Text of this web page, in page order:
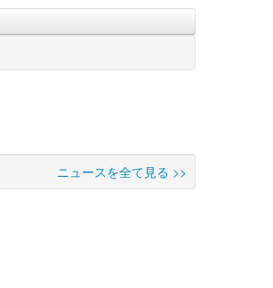
ニュースを全て見る >>